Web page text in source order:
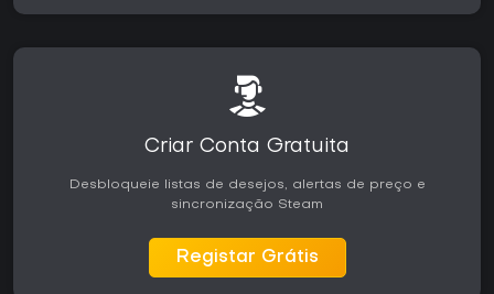
Criar Conta Gratuita
Desbloqueie listas de desejos, alertas de preço e
sincronização Steam
Registar Grátis